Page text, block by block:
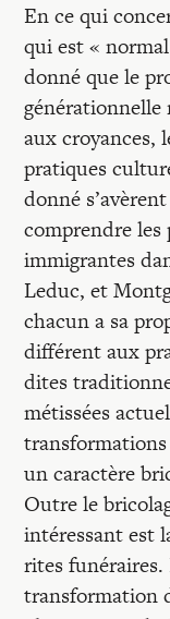
En ce qui
qui est «
donné que le
aux croyances,
pratiques
donné
comprendre les
immigrantes
Leduc, et
chacun a sa
différent aux
dites
métissées
un caractère
Outre le
intéressant est
rites funéraires.
transformation